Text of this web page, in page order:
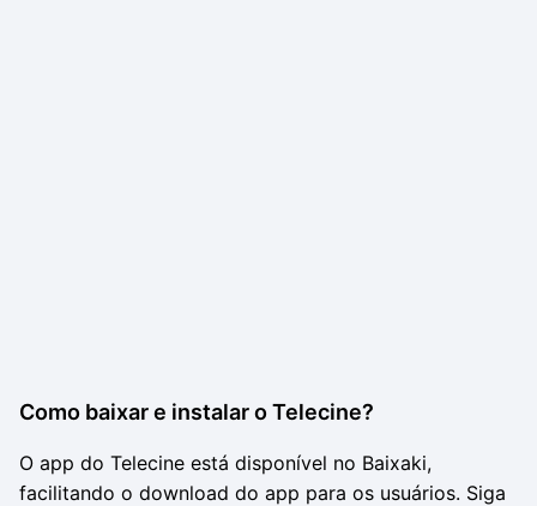
Como baixar e instalar o Telecine?
O app do Telecine está disponível no Baixaki,
facilitando o download do app para os usuários. Siga